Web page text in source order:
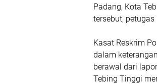
Padang, Kota
tersebut,
Kasat Reskrim
dalam
berawal dari
Tebing Tinggi